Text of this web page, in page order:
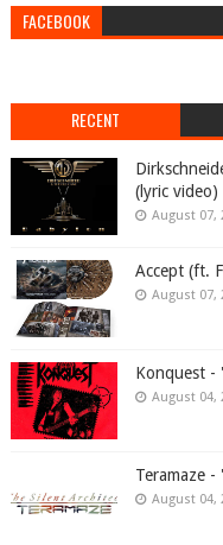
FACEBOOK
RECENT
(lyric video)
August 07,
Accept (ft.
August 07,
Konquest -
August 04,
Teramaze
August 04,